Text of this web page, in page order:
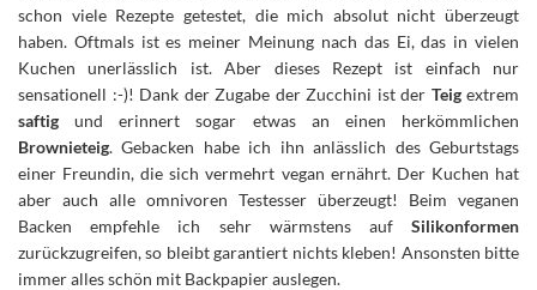
schon viele Rezepte getestet, die mich absolut nicht überzeugt
haben. Oftmals ist es meiner Meinung nach das Ei, das in vielen
Kuchen unerlässlich ist. Aber dieses Rezept ist einfach nur
sensationell :-)! Dank der Zugabe der Zucchini ist der Teigextrem
saftig und erinnert sogar etwas an einen herkömmlichen
Brownieteig. Gebacken habe ich ihn anlässlich des Geburtstags
einer Freundin, die sich vermehrt vegan ernährt. Der Kuchen hat
aber auch alle omnivoren Testesser überzeugt! Beim veganen
Backen empfehle ich sehr wärmstens auf Silikonformen
zurückzugreifen, so bleibt garantiert nichts kleben! Ansonsten bitte
immer alles schön mit Backpapier auslegen.